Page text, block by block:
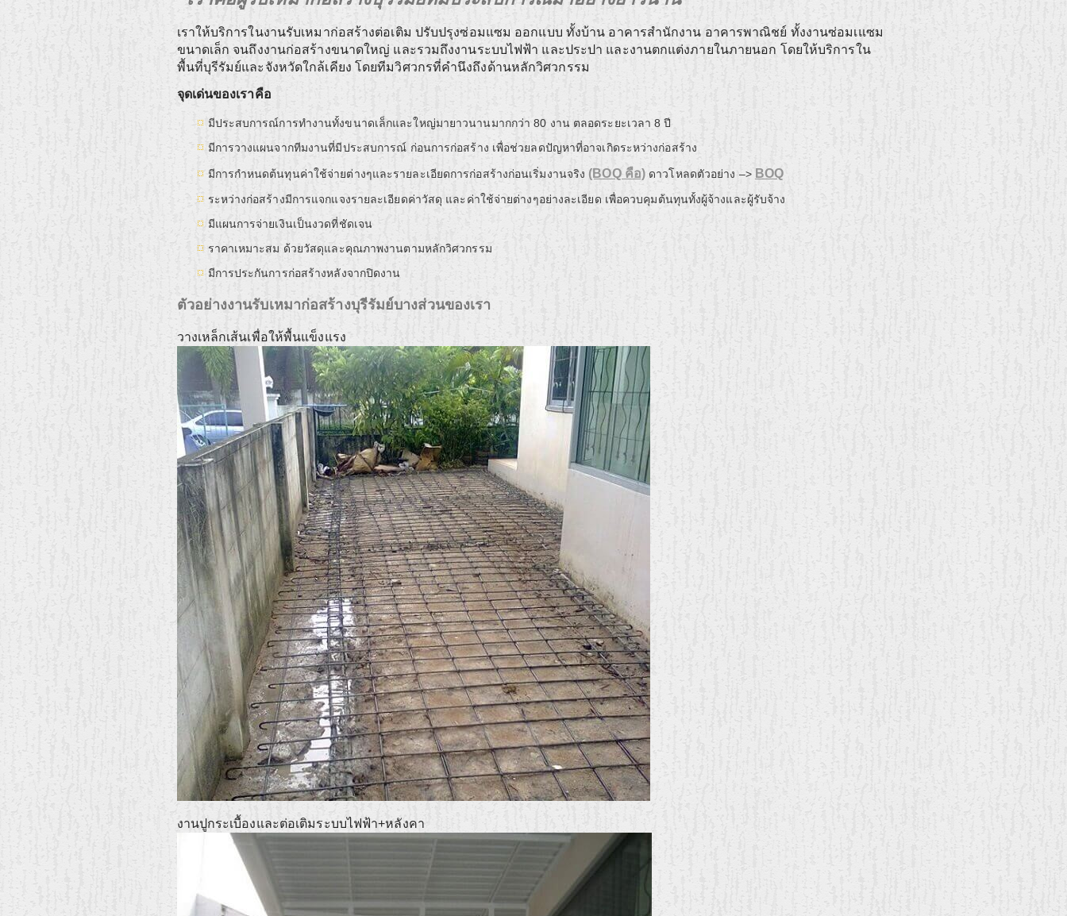
เราให้บริการในงานรับเหมาก่อสร้างต่อเติม ปรับปรุงซ่อมแซม ออกแบบ ทั้งบ้าน อาคารสำนักงาน อาคารพาณิชย์ ทั้งงานซ่อมเแซม
ขนาดเล็ก จนถึงงานก่อสร้างขนาดใหญ่ และรวมถึงงานระบบไฟฟ้า และประปา และงานตกแต่งภายในภายนอก โดยให้บริการใน
พื้นที่บุรีรัมย์และจังหวัดใกล้เคียง โดยทีมวิศวกรที่คำนึงถึงด้านหลักวิศวกรรม
จุดเด่นของเราคือ
มีประสบการณ์การทำงานทั้งขนาดเล็กและใหญ่มายาวนานมากกว่า 80 งาน ตลอดระยะเวลา 8 ปี
มีการวางแผนจากทีมงานที่มีประสบการณ์ ก่อนการก่อสร้าง เพื่อช่วยลดปัญหาที่อาจเกิดระหว่างก่อสร้าง
มีการกำหนดต้นทุนค่าใช้จ่ายต่างๆและรายละเอียดการก่อสร้างก่อนเริ่มงานจริง (BOQ คือ) ดาวโหลดตัวอย่าง –> BOQ
ระหว่างก่อสร้างมีการแจกแจงรายละเอียดค่าวัสดุ และค่าใช้จ่ายต่างๆอย่างละเอียด เพื่อควบคุมต้นทุนทั้งผู้จ้างและผู้รับจ้าง
มีแผนการจ่ายเงินเป็นงวดที่ชัดเจน
ราคาเหมาะสม ด้วยวัสดุและคุณภาพงานตามหลักวิศวกรรม
มีการประกันการก่อสร้างหลังจากปิดงาน
ตัวอย่างงานรับเหมาก่อสร้างบุรีรัมย์บางส่วนของเรา
วางเหล็กเส้นเพื่อให้พื้นแข็งแรง
งานปูกระเบื้องและต่อเติมระบบไฟฟ้า+หลังคา